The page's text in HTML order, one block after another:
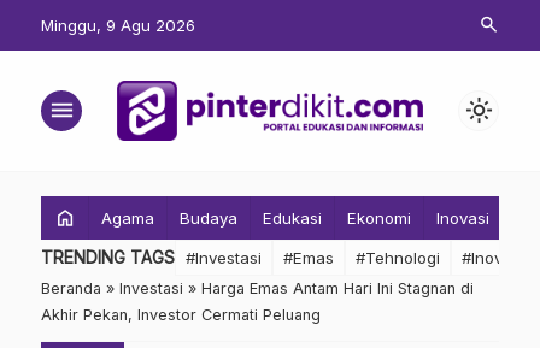
Minggu, 9 Agu 2026 search
menu light_mode
home Agama Budaya Edukasi Ekonomi Inovasi
TRENDING TAGS #Investasi #Emas #Tehnologi #Inovasi
Beranda » Investasi » Harga Emas Antam Hari Ini Stagnan di
Akhir Pekan, Investor Cermati Peluang